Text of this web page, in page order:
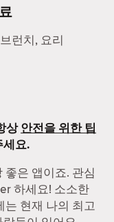
런치, 요리
상안전을 위한 팁
세요.
은 앱이죠. 관심
하세요! 소소한
현재 나의 최고